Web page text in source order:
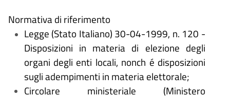
Normativa di riferimento
Legge (Stato Italiano) 30-04-1999, n. 120 -
Disposizioni in materia di elezione degli
organi degli enti locali, nonch é disposizioni
sugli adempimenti in materia elettorale;
Circolare ministeriale (Ministero